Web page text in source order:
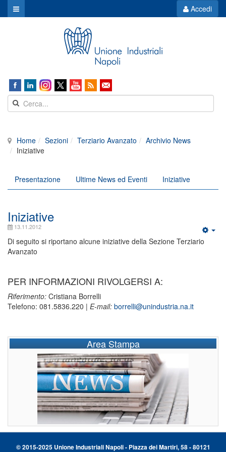
Accedi
Home Sezioni Terziario Avanzato
Archivio News
Iniziative
Presentazione Ultime News ed Eventi Iniziative
Iniziative
13.11.2012
Di seguito si riportano alcune iniziative della Sezione Terziario
Avanzato
PER INFORMAZIONI RIVOLGERSI A:
Riferimento: Cristiana Borrelli
Telefono: 081.5836.220 | E-mail: borrelli@unindustria.na.it
Area Stampa
© 2015-2025 Unione Industriali Napoli - Piazza dei Martiri, 58 - 80121